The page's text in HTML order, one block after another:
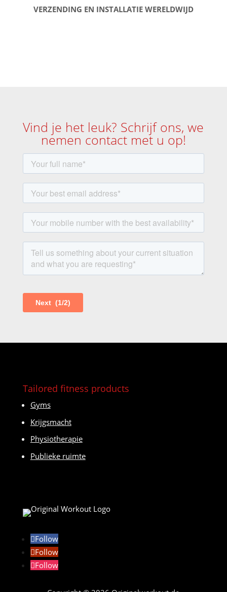
VERZENDING EN INSTALLATIE WERELDWIJD
Vind je het leuk? Schrijf ons, we
nemen contact met u op!
Tailored fitness products
Gyms
Krijgsmacht
Physiotherapie
Publieke ruimte
Follow
Follow
Follow